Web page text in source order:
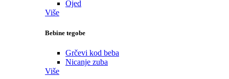
Ojed
Više
Bebine tegobe
Grčevi kod beba
Nicanje zuba
Više